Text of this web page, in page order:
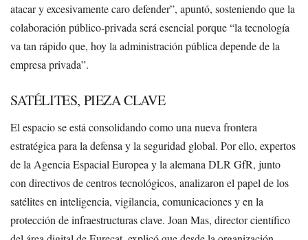
atacar y excesivamente caro defender”, apuntó, sosteniendo que la
colaboración público-privada será esencial porque “la tecnología
va tan rápido que, hoy la administración pública depende de la
empresa privada”.
SATÉLITES, PIEZA CLAVE
El espacio se está consolidando como una nueva frontera
estratégica para la defensa y la seguridad global. Por ello, expertos
de la Agencia Espacial Europea y la alemana DLR GfR, junto
con directivos de centros tecnológicos, analizaron el papel de los
satélites en inteligencia, vigilancia, comunicaciones y en la
protección de infraestructuras clave. Joan Mas, director científico